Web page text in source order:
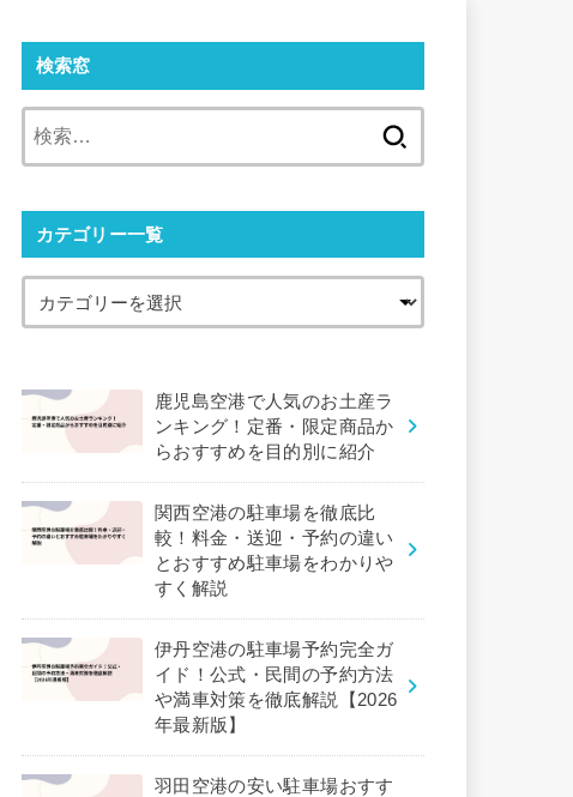
検索窓
カテゴリー一覧
鹿児島空港で人気のお土産ラ
ンキング！定番・限定商品か
らおすすめを目的別に紹介
関西空港の駐車場を徹底比
較！料金・送迎・予約の違い
とおすすめ駐車場をわかりや
すく解説
伊丹空港の駐車場予約完全ガ
イド！公式・民間の予約方法
や満車対策を徹底解説【2026
年最新版】
羽田空港の安い駐車場おすす